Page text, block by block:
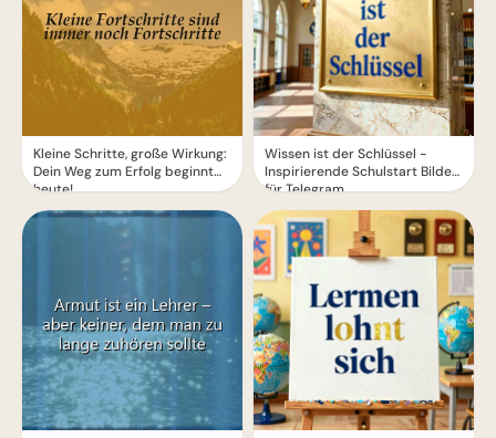
Kleine Schritte, große Wirkung:
Dein Weg zum Erfolg beginnt
heute!
Wissen ist der Schlüssel -
Inspirierende Schulstart Bilder
für Telegram